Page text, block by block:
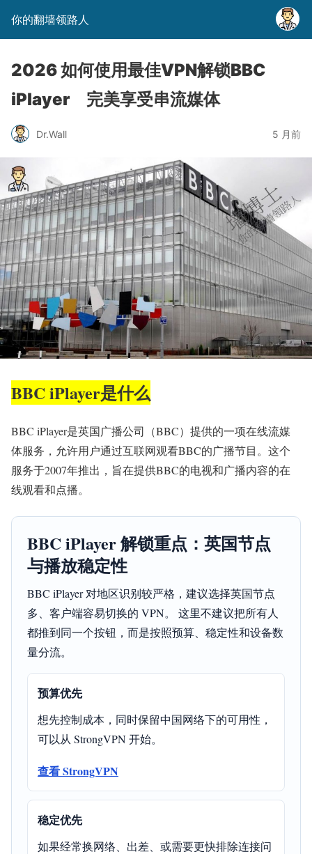
你的翻墙领路人
2026 如何使用最佳VPN解锁BBC
iPlayer 完美享受串流媒体
Dr.Wall 5 月前
BBC iPlayer是什么
BBC iPlayer是英国广播公司（BBC）提供的一项在线流媒
体服务，允许用户通过互联网观看BBC的广播节目。这个
服务于2007年推出，旨在提供BBC的电视和广播内容的在
线观看和点播。
BBC iPlayer 解锁重点：英国节点
与播放稳定性
BBC iPlayer 对地区识别较严格，建议选择英国节点
多、客户端容易切换的 VPN。 这里不建议把所有人
都推到同一个按钮，而是按照预算、稳定性和设备数
量分流。
预算优先
想先控制成本，同时保留中国网络下的可用性，
可以从 StrongVPN 开始。
查看 StrongVPN
稳定优先
如果经常换网络、出差、或需要更快排除连接问